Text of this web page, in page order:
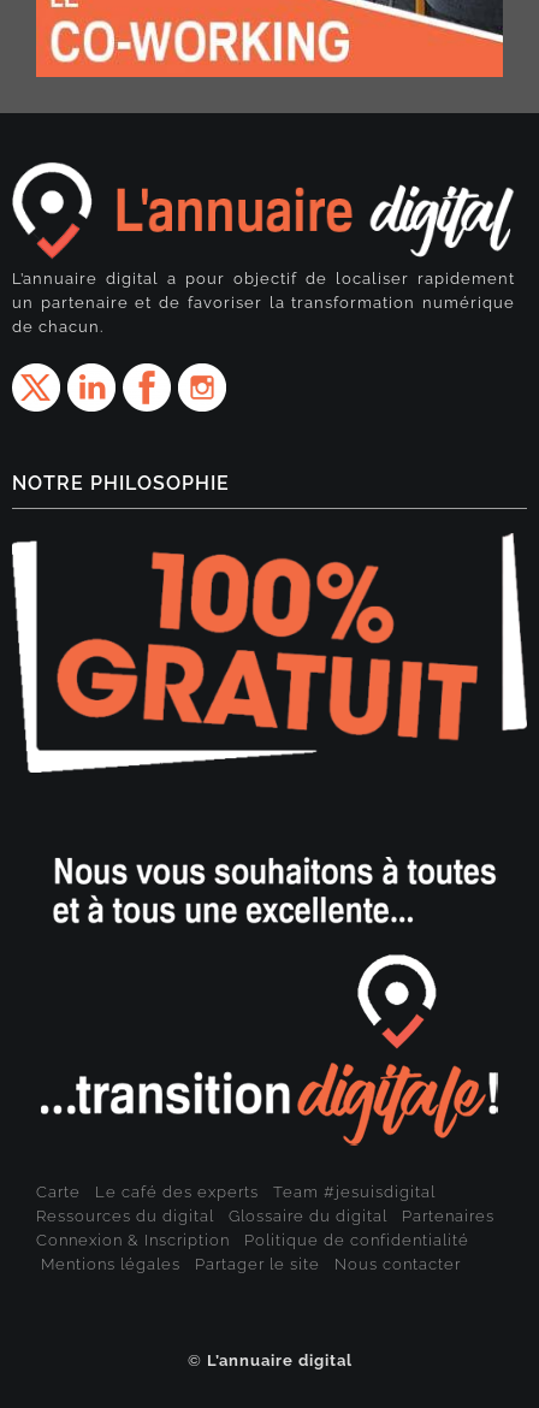
L’annuaire digital a pour objectif de localiser rapidement
un partenaire et de favoriser la transformation numérique
de chacun.
NOTRE PHILOSOPHIE
Carte Le café des experts
Team #jesuisdigital
Ressources du digital
Glossaire du digital
Partenaires
Connexion & Inscription
Politique de confidentialité
Mentions légales
Partager le site Nous contacter
© L’annuaire digital